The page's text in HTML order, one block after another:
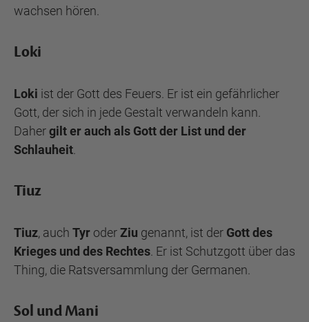
wachsen hören.
Loki
Loki ist der Gott des Feuers. Er ist ein gefährlicher
Gott, der sich in jede Gestalt verwandeln kann.
Dahergilt er auch als Gott der List und der
Schlauheit
Tiuz
Tiuz, auch Tyr oderZiu genannt, ist der Gott des
Krieges und des Rechtes . Er ist Schutzgott über das
Thing, die Ratsversammlung der Germanen.
Sol und Mani